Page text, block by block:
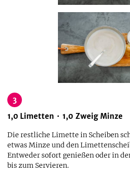
3
1,0 Limetten 1,0 Zweig Minze
Die restliche Limette in Scheiben
etwas Minze und den
Entweder sofort genießen oder in
bis zum Servieren.